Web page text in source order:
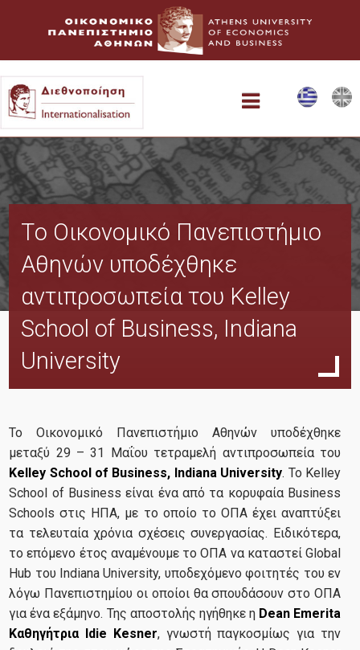
Αρχική
Δυνατότητες Συνεργασίας
AUEB Study Abroad
Σύντομες Ακαδημαϊκές Επισκέψεις στην Αθήνα
Ινστιτούτο Κομφούκιος Αθηνών
Μνημόνια Συνεργασίας
Προγράμματα Σπουδών
Ξενόγλωσσα Μεταπτυχιακά Προγράμματα
Ξενόγλωσσο Προπτυχιακό στη «Διεθνή Διοίκηση και
Τεχνολογία»
Tο Οικονομικό Πανεπιστήμιο
Αθηνών υποδέχθηκε
αντιπροσωπεία του Kelley
School of Business, Indiana
University
Το Οικονομικό Πανεπιστήμιο Αθηνών υποδέχθηκε
μεταξύ 29 – 31 Μαΐου τετραμελή αντιπροσωπεία του
Kelley School of Business, Indiana University. Το Kelley
School of Business είναι ένα από τα κορυφαία Business
Schools στις ΗΠΑ, με το οποίο το ΟΠΑ έχει αναπτύξει
τα τελευταία χρόνια σχέσεις συνεργασίας. Ειδικότερα,
το επόμενο έτος αναμένουμε το ΟΠΑ να καταστεί Global
Hub του Indiana University, υποδεχόμενο φοιτητές του εν
λόγω Πανεπιστημίου οι οποίοι θα σπουδάσουν στο ΟΠΑ
για ένα εξάμηνο. Της αποστολής ηγήθηκε η Dean Emerita
Καθηγήτρια Idie Kesner, γνωστή παγκοσμίως για την